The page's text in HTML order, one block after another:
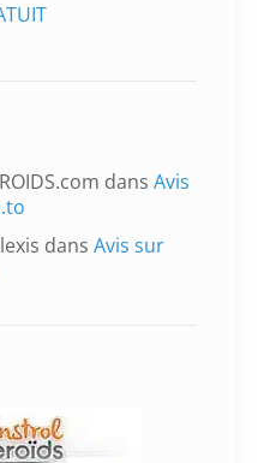
dans Avis
dans Avis sur